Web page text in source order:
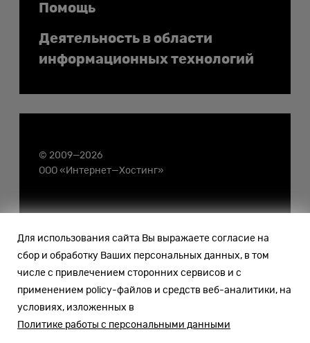
Помощь
Деятельность в области
информационных технологий
© 2009—2026
ООО «Интернет—Хостинг»
Для использования сайта Вы выражаете согласие на
сбор и обработку Ваших персональных данных, в том
числе с привлечением сторонних сервисов и с
применением policy-файлов и средств веб-аналитики, на
условиях, изложенных в
Политике работы с персональными данными